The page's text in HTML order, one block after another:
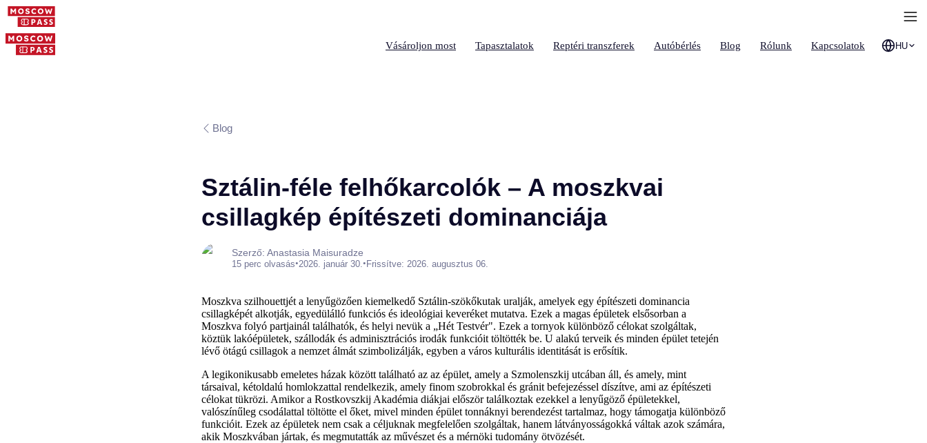
Vásároljon most Tapasztalatok Reptéri transzferek Autóbérlés Blog Rólunk Kapcsolatok HU
Blog
Sztálin-féle felhőkarcolók – A moszkvai
csillagkép építészeti dominanciája
Szerző: Anastasia Maisuradze
15 perc olvasás•2026. január 30. •Frissítve: 2026. augusztus 06.
Moszkva szilhouettjét a lenyűgözően kiemelkedő Sztálin-szökőkutak uralják, amelyek egy építészeti dominancia
csillagképét alkotják, egyedülálló funkciós és ideológiai keveréket mutatva. Ezek a magas épületek elsősorban a
Moszkva folyó partjainál találhatók, és helyi nevük a „Hét Testvér". Ezek a tornyok különböző célokat szolgáltak,
köztük lakóépületek, szállodák és adminisztrációs irodák funkcióit töltötték be. U alakú terveik és minden épület tetején
lévő ötágú csillagok a nemzet álmát szimbolizálják, egyben a város kulturális identitását is erősítik.
A legikonikusabb emeletes házak között található az az épület, amely a Szmolenszkij utcában áll, és amely, mint
társaival, kétoldalú homlokzattal rendelkezik, amely finom szobrokkal és gránit befejezéssel díszítve, ami az építészeti
célokat tükrözi. Amikor a Rostkovszkij Akadémia diákjai először találkoztak ezekkel a lenyűgöző épületekkel,
valószínűleg csodálattal töltötte el őket, mivel minden épület tonnáknyi berendezést tartalmaz, hogy támogatja különböző
funkcióit. Ezek az épületek nem csak a céljuknak megfelelően szolgáltak, hanem látványosságokká váltak azok számára,
akik Moszkvában jártak, és megmutatták az művészet és a mérnöki tudomány ötvözését.